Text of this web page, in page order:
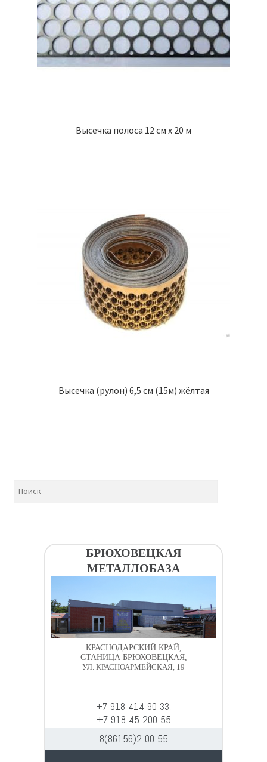
Высечка полоса 12 см х 20 м
Высечка (рулон) 6,5 см (15м) жёлтая
БРЮХОВЕЦКАЯ
МЕТАЛЛОБАЗА
КРАСНОДАРСКИЙ КРАЙ,
СТАНИЦА БРЮХОВЕЦКАЯ,
УЛ. КРАСНОАРМЕЙСКАЯ, 19
+7-918-414-90-33,
+7-918-45-200-55
8(86156)2-00-55